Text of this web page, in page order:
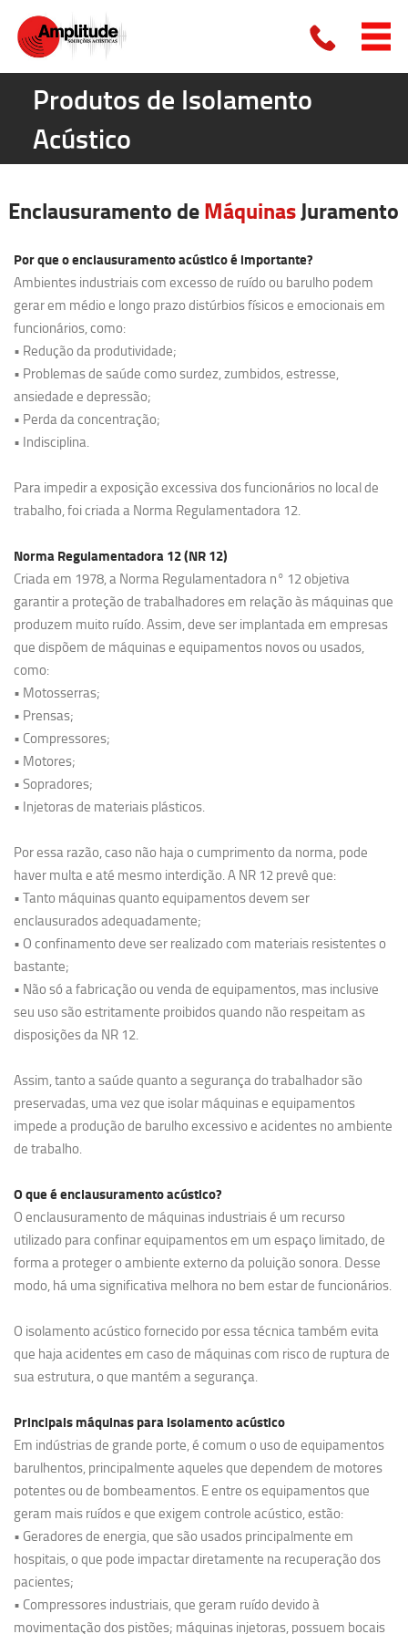
Produtos de Isolamento
Acústico
Enclausuramento deMáquinasJuramento
Por que o enclausuramento acústico é importante?
Ambientes industriais com excesso de ruído ou barulho podem
gerar em médio e longo prazo distúrbios físicos e emocionais em
funcionários, como:
• Redução da produtividade;
• Problemas de saúde como surdez, zumbidos, estresse,
ansiedade e depressão;
• Perda da concentração;
• Indisciplina.
Para impedir a exposição excessiva dos funcionários no local de
trabalho, foi criada a Norma Regulamentadora 12.
Norma Regulamentadora 12 (NR 12)
Criada em 1978, a Norma Regulamentadora n° 12 objetiva
garantir a proteção de trabalhadores em relação às máquinas que
produzem muito ruído. Assim, deve ser implantada em empresas
que dispõem de máquinas e equipamentos novos ou usados,
como:
• Motosserras;
• Prensas;
• Compressores;
• Motores;
• Sopradores;
• Injetoras de materiais plásticos.
Por essa razão, caso não haja o cumprimento da norma, pode
haver multa e até mesmo interdição. A NR 12 prevê que:
• Tanto máquinas quanto equipamentos devem ser
enclausurados adequadamente;
• O confinamento deve ser realizado com materiais resistentes o
bastante;
• Não só a fabricação ou venda de equipamentos, mas inclusive
seu uso são estritamente proibidos quando não respeitam as
disposições da NR 12.
Assim, tanto a saúde quanto a segurança do trabalhador são
preservadas, uma vez que isolar máquinas e equipamentos
impede a produção de barulho excessivo e acidentes no ambiente
de trabalho.
O que é enclausuramento acústico?
O enclausuramento de máquinas industriais é um recurso
utilizado para confinar equipamentos em um espaço limitado, de
forma a proteger o ambiente externo da poluição sonora. Desse
modo, há uma significativa melhora no bem estar de funcionários.
O isolamento acústico fornecido por essa técnica também evita
que haja acidentes em caso de máquinas com risco de ruptura de
sua estrutura, o que mantém a segurança.
Principais máquinas para isolamento acústico
Em indústrias de grande porte, é comum o uso de equipamentos
barulhentos, principalmente aqueles que dependem de motores
potentes ou de bombeamentos. E entre os equipamentos que
geram mais ruídos e que exigem controle acústico, estão:
• Geradores de energia, que são usados principalmente em
hospitais, o que pode impactar diretamente na recuperação dos
pacientes;
• Compressores industriais, que geram ruído devido à
movimentação dos pistões; máquinas injetoras, possuem bocais